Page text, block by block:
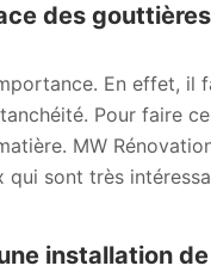
des
En effet, il
Pour faire
MW
sont très
installation